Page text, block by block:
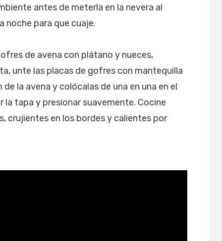
antes de meterla en la nevera al
noche para que cuaje.
de avena con plátano y nueces,
unte las placas de gofres con mantequilla
la avena y colócalas de una en una en el
tapa y presionar suavemente. Cocine
crujientes en los bordes y calientes por